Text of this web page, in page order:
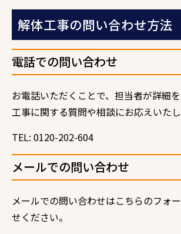
解体工事の問い合わせ方法
電話での問い合わせ
お電話いただくことで、担当者が詳細
工事に関する質問や相談にお応えいたし
TEL: 0120-202-604
メールでの問い合わせ
メールでの問い合わせはこちらのフォ
せください。